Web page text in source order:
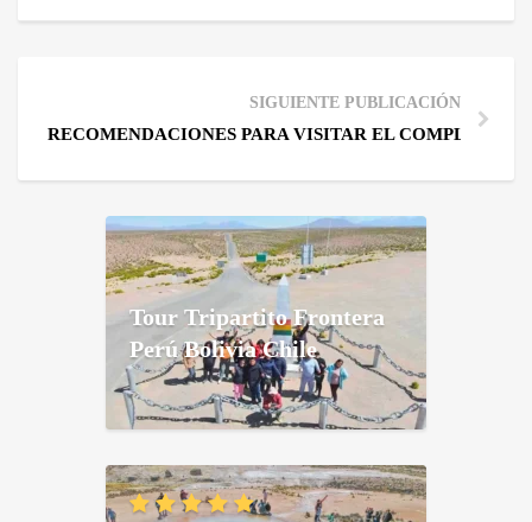
SIGUIENTE PUBLICACIÓN
RECOMENDACIONES PARA VISITAR EL COMPLEJO
Tour Tripartito Frontera
Perú Bolivia Chile